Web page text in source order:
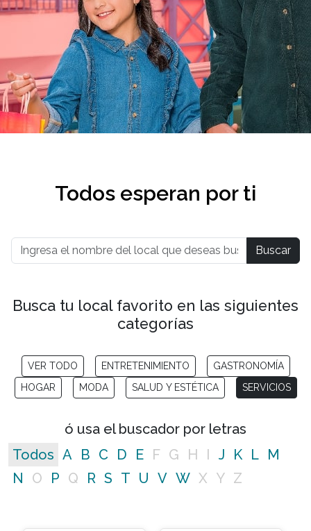
Todos esperan por ti
Buscar
Busca tu local favorito en las siguientes
categorías
VER TODO ENTRETENIMIENTO
GASTRONOMÍA
HOGAR
MODA SALUD Y ESTÉTICA SERVICIOS
ó usa el buscador por letras
Todos A B C D E F G H I J K L M
N
O P Q R S T U V W X Y Z